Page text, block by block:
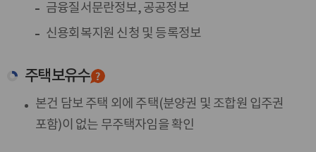
금융질서문란정보, 공공정보
신용회복지원 신청 및 등록정보
주택 보유수
본건 담보 주택 외에 주택(분양권 및 조합원 입주권
포함)이 없는 무주택자임을 확인